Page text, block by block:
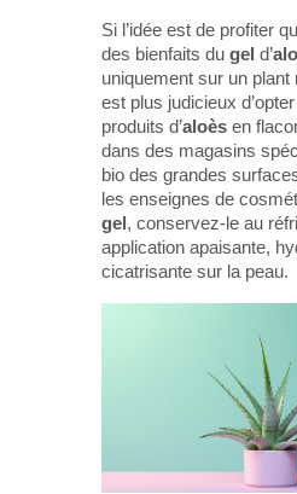
Si l’idée est de profiter
des bienfaits du gel d’
uniquement sur un plant
est plus judicieux
produits d’aloès en
dans des magasins
bio des grandes
les enseignes de
gel , conservez-le au
application apaisante,
cicatrisante sur la peau.